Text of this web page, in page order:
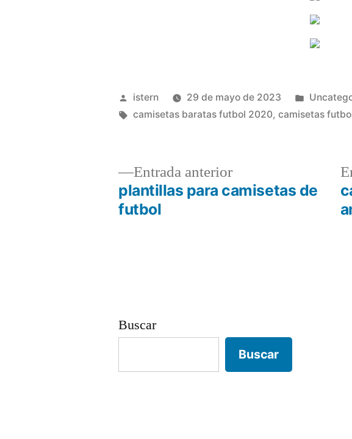
Publicado
por
istern 29 de mayo de 2023
en
Etiquetas:
camisetas baratas futbol 2020,camisetas
Navegación
Entrada anteriorEntrada
anterior:
plantillas para camisetas de
futbol
Buscar
Buscar